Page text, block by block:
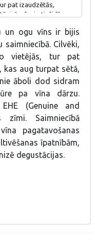
pat izaudzētās,
ir īpaša, jo tieši šīs
un ogu vīns ir bijis
Cilvēki,
vietējās, tur pat
kas aug turpat sētā,
āboli dod sidram
pa vīna dārzu.
(Genuine and
zīmi. Saimniecībā
pagatavošanas
īpatnībām,
degustācijas.